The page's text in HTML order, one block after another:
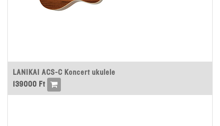
LANIKAI ACS-C Koncert ukulele
139000 Ft